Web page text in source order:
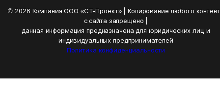
© 2026 Компания ООО «СТ-Проект» | Копирование любого
с сайта запрещено |
данная информация предназначена для юридических лиц и
индивидуальных предпринимателей
Политика конфиденциальности